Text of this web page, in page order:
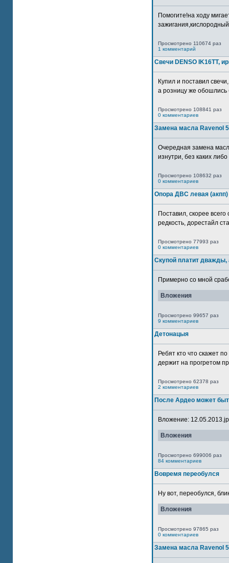
Помогите!на ходу
Просмотрено 110674 раз
1 комментарий
Свечи DENSO IK16TT,
Купил и поставил
а розницу же обошлись
Просмотрено 108841 раз
0 комментариев
Замена масла Ravenol
Очередная замена
изнутри, без каких
Просмотрено 108632 раз
0 комментариев
Опора ДВС левая (акпп)
Поставил, скорее
редкость, дорестайл
Просмотрено 77993 раз
0 комментариев
Скупой платит
Примерно со мной
Вложения
Просмотрено 99657 раз
9 комментариев
Детонацыя
Ребят кто что скажет
держит на прогретом
Просмотрено 62378 раз
2 комментариев
После Ардео может
Вложение:
Вложения
Просмотрено 699006 раз
84 комментариев
Вовремя переобулся
Ну вот, переобулся,
Вложения
Просмотрено 97865 раз
0 комментариев
Замена масла Ravenol